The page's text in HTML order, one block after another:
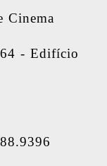
Cinema
- Edifício